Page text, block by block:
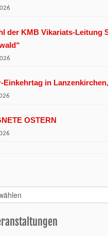
der KMB Vikariats-Leitung
Einkehrtag in
OSTERN